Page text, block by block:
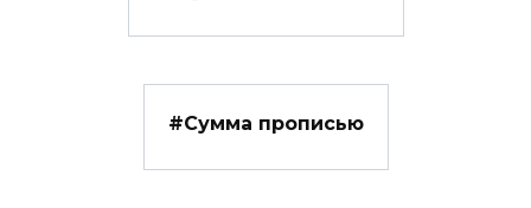
#️Сумма прописью